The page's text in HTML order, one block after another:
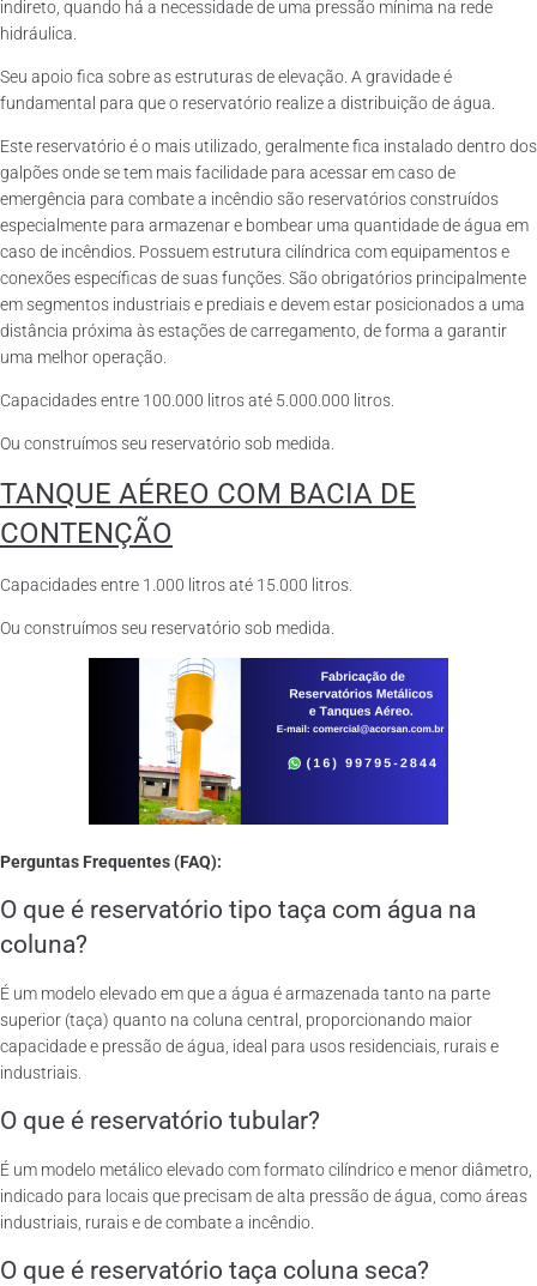
indireto, quando há a necessidade de uma pressão mínima na rede
hidráulica.
Seu apoio fica sobre as estruturas de elevação. A gravidade é
fundamental para que o reservatório realize a distribuição de água.
Este reservatório é o mais utilizado, geralmente fica instalado dentro dos
galpões onde se tem mais facilidade para acessar em caso de
emergência para combate a incêndio são reservatórios construídos
especialmente para armazenar e bombear uma quantidade de água em
caso de incêndios. Possuem estrutura cilíndrica com equipamentos e
conexões específicas de suas funções. São obrigatórios principalmente
em segmentos industriais e prediais e devem estar posicionados a uma
distância próxima às estações de carregamento, de forma a garantir
uma melhor operação.
Capacidades entre 100.000 litros até 5.000.000 litros.
Ou construímos seu reservatório sob medida.
TANQUE AÉREO COM BACIA DE
CONTENÇÃO
Capacidades entre 1.000 litros até 15.000 litros.
Ou construímos seu reservatório sob medida.
Perguntas Frequentes (FAQ):
O que é reservatório tipo taça com água na
coluna?
É um modelo elevado em que a água é armazenada tanto na parte
superior (taça) quanto na coluna central, proporcionando maior
capacidade e pressão de água, ideal para usos residenciais, rurais e
industriais.
O que é reservatório tubular?
É um modelo metálico elevado com formato cilíndrico e menor diâmetro,
indicado para locais que precisam de alta pressão de água, como áreas
industriais, rurais e de combate a incêndio.
O que é reservatório taça coluna seca?